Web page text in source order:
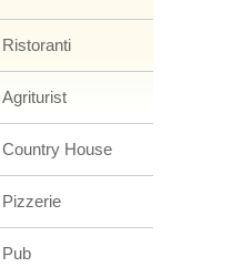
Ristoranti
Agriturist
Country House
Pizzerie
Pub